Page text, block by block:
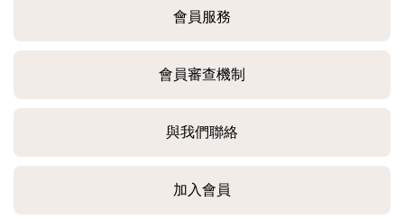
會員服務
會員審查機制
與我們聯絡
加入會員